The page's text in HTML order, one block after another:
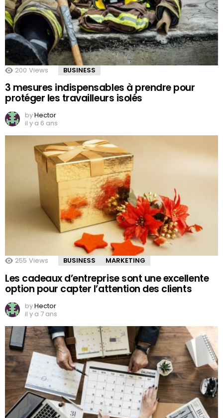
200 Views BUSINESS
3 mesures indispensables à prendre pour
protéger les travailleurs isolés
byHector
il y a 6 ans
255 Views BUSINESS MARKETING
Les cadeaux d’entreprise sont une excellente
option pour capter l’attention des clients
byHector
il y a 7 ans